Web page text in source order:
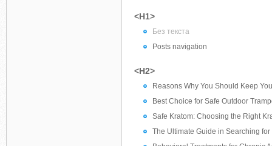
<H1>
Без текста
Posts navigation
<H2>
Reasons Why You Should Keep
Best Choice for Safe Outdoor
Safe Kratom: Choosing the Right
The Ultimate Guide in Searching